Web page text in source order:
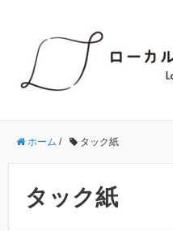
ホーム / タック紙
タック紙